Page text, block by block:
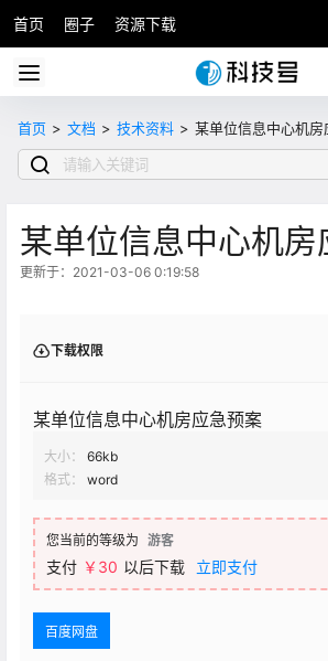
首页 圈子 资源下载
首页 > 文档 > 技术资料 > 某单位信息中心机房
某单位信息中心机房
更新于：2021-03-06 0:19:58
下载权限
某单位信息中心机房应急预案
大小：
66kb
格式：
word
您当前的等级为 游客
支付 ￥30 以后下载 立即支付
百度网盘